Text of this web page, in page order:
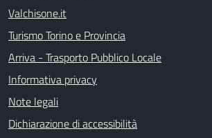
Valchisone.it
Turismo Torino e Provincia
Arriva - Trasporto Pubblico Locale
Informativa privacy
Note legali
Dichiarazione di accessibilità